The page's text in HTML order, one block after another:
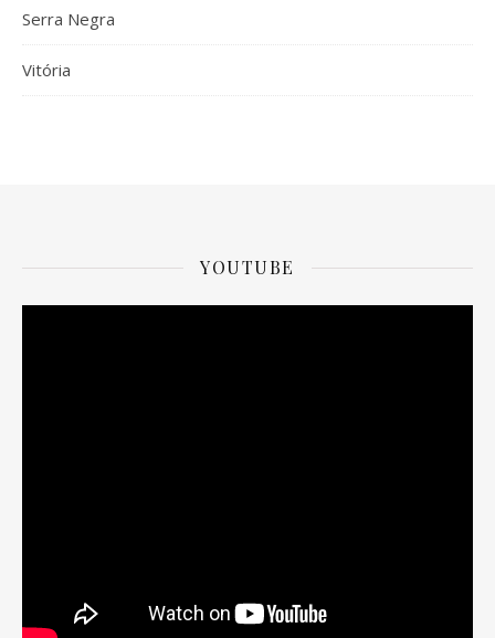
Serra Negra
Vitória
YOUTUBE